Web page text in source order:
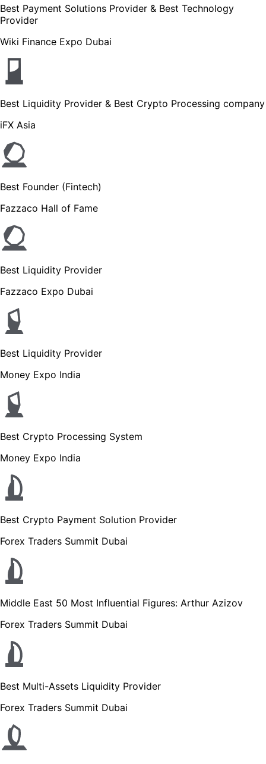
Best Payment Solutions Provider & Best Technology
Provider
Wiki Finance Expo Dubai
Best Liquidity Provider & Best Crypto Processing company
iFX Asia
Best Founder (Fintech)
Fazzaco Hall of Fame
Best Liquidity Provider
Fazzaco Expo Dubai
Best Liquidity Provider
Money Expo India
Best Crypto Processing System
Money Expo India
Best Crypto Payment Solution Provider
Forex Traders Summit Dubai
Middle East 50 Most Influential Figures: Arthur Azizov
Forex Traders Summit Dubai
Best Multi-Assets Liquidity Provider
Forex Traders Summit Dubai